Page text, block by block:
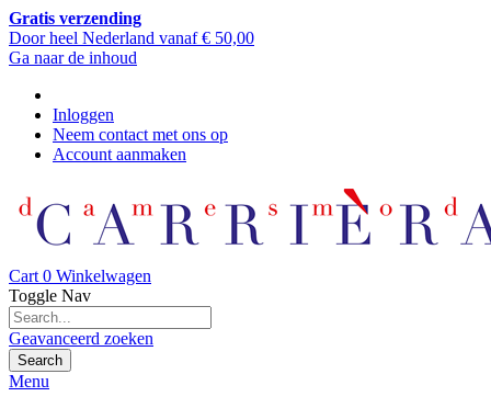
Gratis verzending
Door heel Nederland vanaf € 50,00
Ga naar de inhoud
Inloggen
Neem contact met ons op
Account aanmaken
Cart 0 Winkelwagen
Toggle Nav
Geavanceerd zoeken
Search
Menu